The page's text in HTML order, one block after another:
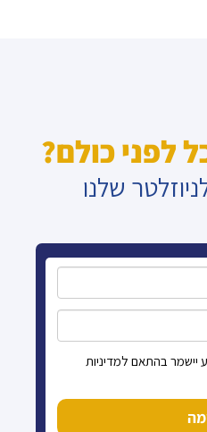
לפני כולם?
שלנו
יישמר בהתאם למדיניות